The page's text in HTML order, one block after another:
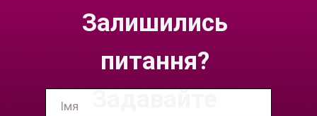
Залишились
питання?